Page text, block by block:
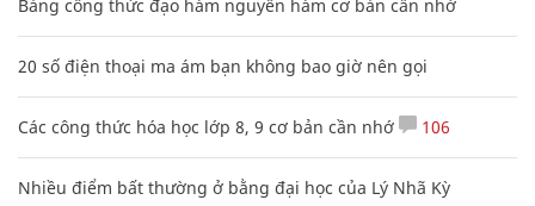
Bảng công thức đạo hàm nguyên hàm cơ bản cần nhớ
20 số điện thoại ma ám bạn không bao giờ nên gọi
Các công thức hóa học lớp 8, 9 cơ bản cần nhớ 106
Nhiều điểm bất thường ở bằng đại học của Lý Nhã Kỳ